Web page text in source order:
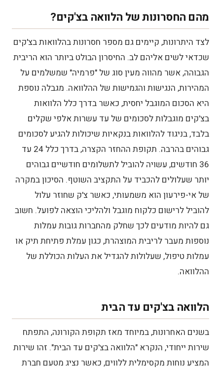
מהם החסרונות של הלוואה בצ'קים?
לצד היתרונות, קיימים גם מספר חסרונות בהלוואות בצ'קים
שכדאי לשים אליהם לב. החיסרון הבולט ביותר הוא הריבית
הגבוהה, אשר מהווה מעין סוג של "פרמיה" שמשלמים על
המהירות, הנגישות והגמישות של ההלוואה. מגבלה נוספת
היא הסכום המוגבל יחסית, כאשר בדרך כלל הלוואות
בצ'קים מוגבלות לסכומים של עד עשרות אלפי שקלים
בלבד, בניגוד להלוואות בנקאיות שיכולות להגיע לסכומים
גבוהים בהרבה. תקופת ההחזר הקצרה, בדרך כלל 24 עד
36 חודשים, עשויה להוביל לתשלומים חודשיים גבוהים
יותר שעלולים להכביד על התקציב השוטף. הסיכון במקרה
של אי-פירעון הוא משמעותי, כאשר צ'ק שחוזר עלול
להוביל לרישום כלקוח מוגבל ולהליכי הוצאה לפועל. חשוב
גם להיות מודעים לכך שחלק מהחברות גובות עמלות
נוספות מעבר לריבית המוצהרת, כגון עמלת פתיחת תיק או
עמלות טיפול, שעלולות להגדיל את העלות הכוללת של
ההלוואה.
הלוואה בצ'קים עד הבית
בשנים האחרונות, במיוחד מאז תקופת הקורונה, התפתח
שירות ייחודי, הנקרא "הלוואה בצ'קים עד הבית". זהו שירות
המציע נוחות מקסימלית ללווים, כאשר נציג מטעם חברת